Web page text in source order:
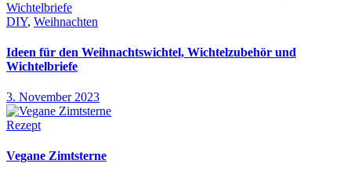
DIY, Weihnachten
Ideen für den Weihnachtswichtel, Wichtelzubehör und
Wichtelbriefe
3. November 2023
Rezept
Vegane Zimtsterne